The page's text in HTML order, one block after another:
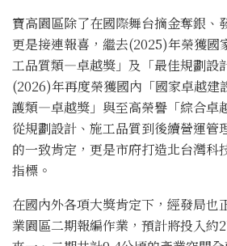
寶高園區除了在國際舞台摘金奪銀、
更是接連報喜，繼去(2025)年榮獲國
工品質類—卓越獎」及「最佳規劃設
(2026)年再度榮獲國內「國家卓越建
護類—卓越獎」與至高榮譽「綜合卓
從規劃設計、施工品質到後續營運管
的一致肯定，更是市府打造北台灣科
指標。
在國內外各項大獎肯定下，經發局也
業園區二期報編作業，預計將投入約